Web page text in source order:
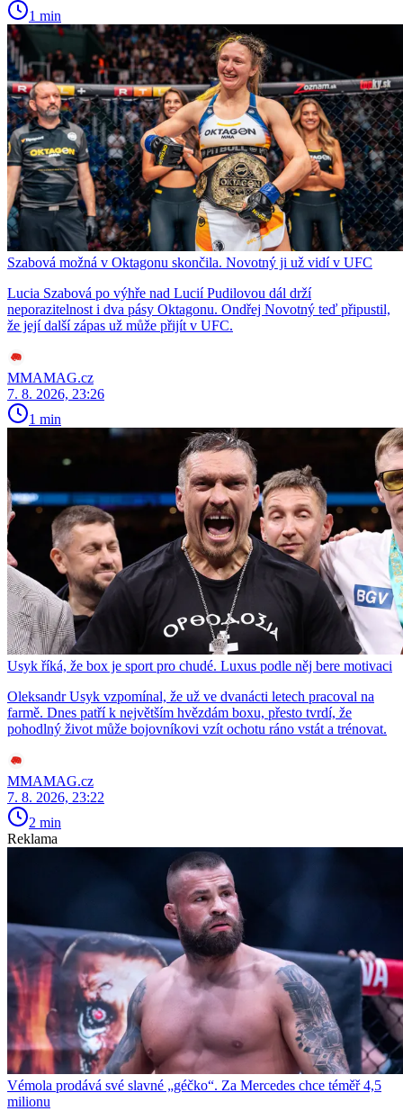
1 min
Szabová možná v Oktagonu skončila. Novotný ji už vidí v UFC
Lucia Szabová po výhře nad Lucií Pudilovou dál drží
neporazitelnost i dva pásy Oktagonu. Ondřej Novotný teď připustil,
že její další zápas už může přijít v UFC.
MMAMAG.cz
7. 8. 2026, 23:26
1 min
Usyk říká, že box je sport pro chudé. Luxus podle něj bere motivaci
Oleksandr Usyk vzpomínal, že už ve dvanácti letech pracoval na
farmě. Dnes patří k největším hvězdám boxu, přesto tvrdí, že
pohodlný život může bojovníkovi vzít ochotu ráno vstát a trénovat.
MMAMAG.cz
7. 8. 2026, 23:22
2 min
Reklama
Vémola prodává své slavné „géčko“. Za Mercedes chce téměř 4,5
milionu